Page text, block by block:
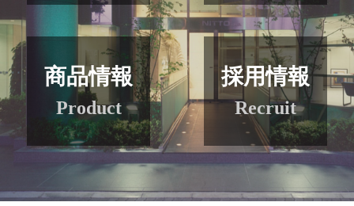
商品情報
Product
採用情報
Recruit